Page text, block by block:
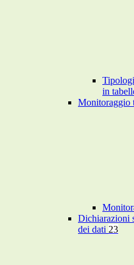
in
Monitoraggio
Dichiarazioni
dei dati 23